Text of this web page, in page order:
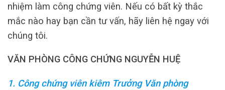
nhiệm làm công chứng viên. Nếu có bất kỳ thắc
mắc nào hay bạn cần tư vấn, hãy liên hệ ngay với
chúng tôi.
VĂN PHÒNG CÔNG CHỨNG NGUYỄN HUỆ
1. Công chứng viên kiêm Trưởng Văn phòng